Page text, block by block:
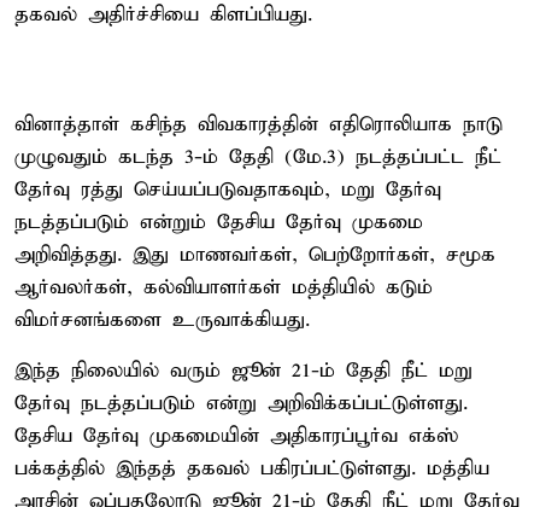
தகவல் அதிர்ச்சியை கிளப்பியது.
வினாத்தாள் கசிந்த விவகாரத்தின் எதிரொலியாக நாடு
முழுவதும் கடந்த 3-ம் தேதி (மே.3) நடத்தப்பட்ட நீட்
தேர்வு ரத்து செய்யப்படுவதாகவும், மறு தேர்வு
நடத்தப்படும் என்றும் தேசிய தேர்வு முகமை
அறிவித்தது. இது மாணவர்கள், பெற்றோர்கள், சமூக
ஆர்வலர்கள், கல்வியாளர்கள் மத்தியில் கடும்
விமர்சனங்களை உருவாக்கியது.
இந்த நிலையில் வரும் ஜூன் 21-ம் தேதி நீட் மறு
தேர்வு நடத்தப்படும் என்று அறிவிக்கப்பட்டுள்ளது.
தேசிய தேர்வு முகமையின் அதிகாரப்பூர்வ எக்ஸ்
பக்கத்தில் இந்தத் தகவல் பகிரப்பட்டுள்ளது. மத்திய
அரசின் ஒப்புதலோடு ஜூன் 21-ம் தேதி நீட் மறு தேர்வு